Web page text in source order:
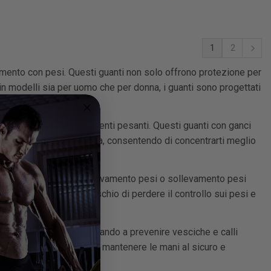
1 2
con pesi. Questi guanti non solo offrono protezione per
modelli sia per uomo che per donna, i guanti sono progettati
comfort.
integrati per sollevamenti pesanti. Questi guanti con ganci
e trazioni alla sbarra, consentendo di concentrarti meglio
salda, come sollevamento pesi o sollevamento pesi
riducendo il rischio di perdere il controllo sui pesi e
per le mani, aiutando a prevenire vesciche e calli
è essenziale per mantenere le mani al sicuro e